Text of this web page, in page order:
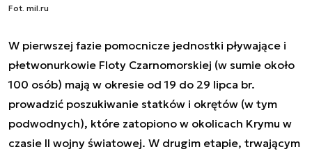
Fot. mil.ru
W pierwszej fazie pomocnicze jednostki pływające i
płetwonurkowie Floty Czarnomorskiej (w sumie około
100 osób) mają w okresie od 19 do 29 lipca br.
prowadzić poszukiwanie statków i okrętów (w tym
podwodnych), które zatopiono w okolicach Krymu w
czasie II wojny światowej. W drugim etapie, trwającym